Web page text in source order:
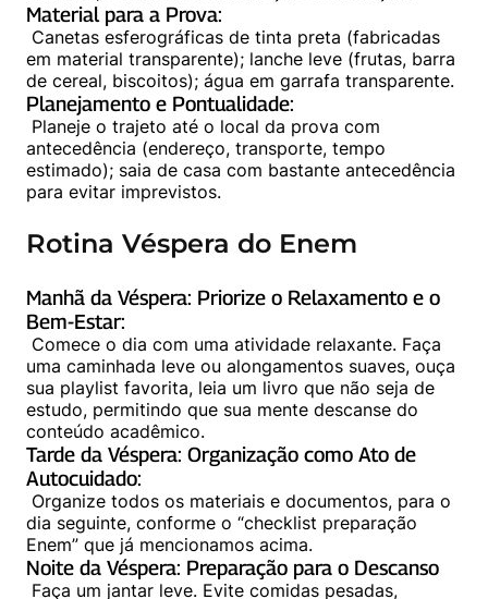
Material para a Prova:
em material transparente); lanche leve (frutas, barra
Planejamento e Pontualidade:
antecedência (endereço, transporte, tempo
estimado); saia de casa com bastante antecedência
para evitar imprevistos.
Rotina Véspera do Enem
Manhã da Véspera: Priorize o Relaxamento e o
Bem-Estar:
uma caminhada leve ou alongamentos suaves, ouça
sua playlist favorita, leia um livro que não seja de
estudo, permitindo que sua mente descanse do
Tarde da Véspera: Organização como Ato de
Autocuidado:
dia seguinte, conforme o “checklist preparação
Noite da Véspera: Preparação para o Descanso